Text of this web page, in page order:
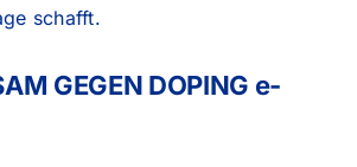
schafft.
GEGEN DOPING e-